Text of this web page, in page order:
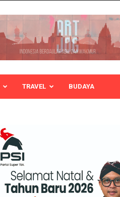
TRAVEL BUDAYA